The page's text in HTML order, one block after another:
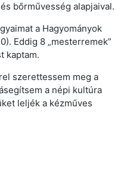
bőrművesség alapjaival.
a Hagyományok
Eddig 8 „mesterremek”
kaptam.
szerettessem meg a
a népi kultúra
leljék a kézműves